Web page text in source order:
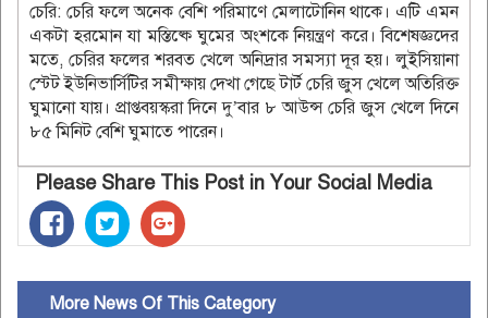
চেরি: চেরি ফলে অনেক বেশি পরিমাণে মেলাটোনিন থাকে। এটি এমন
একটা হরমোন যা মস্তিষ্কে ঘুমের অংশকে নিয়ন্ত্রণ করে। বিশেষজ্ঞদের
মতে, চেরির ফলের শরবত খেলে অনিদ্রার সমস্যা দূর হয়। লুইসিয়ানা
স্টেট ইউনিভার্সিটির সমীক্ষায় দেখা গেছে টার্ট চেরি জুস খেলে অতিরিক্ত
ঘুমানো যায়। প্রাপ্তবয়স্করা দিনে দু’বার ৮ আউন্স চেরি জুস খেলে দিনে
৮৫ মিনিট বেশি ঘুমাতে পারেন।
Please Share This Post in Your Social Media
More News Of This Category